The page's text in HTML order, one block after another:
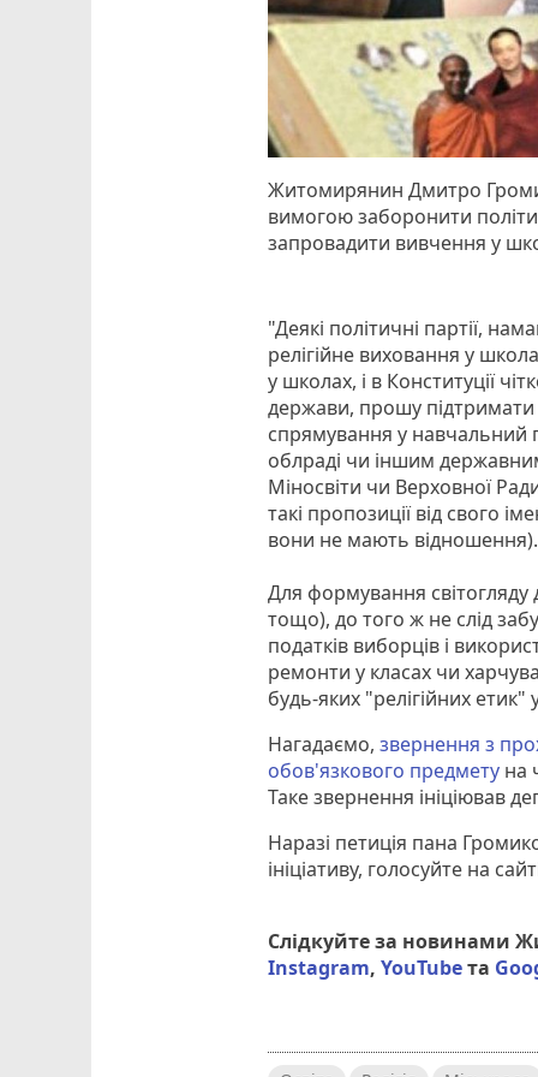
Житомирянин Дмитро
вимогою заборонити
запровадити вивчення у
"Деякі політичні партії,
релігійне виховання у
у школах, і в Конституції
держави, прошу підтримати
спрямування у навчальний
облраді чи іншим
Міносвіти чи Верховної
такі пропозиції від свого
вони не мають відношення).
Для формування світогляду
тощо), до того ж не слід
податків виборців і
ремонти у класах чи
будь-яких "релігійних етик"
Нагадаємо,звернення з
обов'язкового предмету на
Таке звернення ініціював
Наразі петиція пана
ініціативу, голосуйте на
Слідкуйте за новинами
Instagram,YouTubeта